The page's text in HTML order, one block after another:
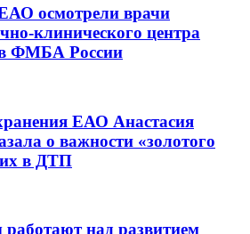
осмотрели врачи
клинического центра
ФМБА России
ЕАО Анастасия
о важности «золотого
в ДТП
над развитием